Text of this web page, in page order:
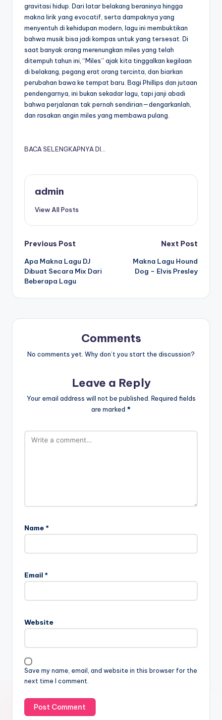
gravitasi hidup. Dari latar belakang beraninya hingga
makna lirik yang evocatif, serta dampaknya yang
menyentuh di kehidupan modern, lagu ini membuktikan
bahwa musik bisa jadi kompas untuk yang tersesat. Di
saat banyak orang merenungkan miles yang telah
ditempuh tahun ini, “Miles” ajak kita tinggalkan kegilaan
di belakang, pegang erat orang tercinta, dan biarkan
perubahan bawa ke tempat baru. Bagi Phillips dan jutaan
pendengarnya, ini bukan sekadar lagu, tapi janji abadi
bahwa perjalanan tak pernah sendirian—dengarkanlah,
dan rasakan angin miles yang membawa pulang.
BACA SELENGKAPNYA DI…
admin
View All Posts
Post
navigation
Previous Post
Apa Makna Lagu DJ
Dibuat Secara Mix Dari
Beberapa Lagu
Next Post
Makna Lagu Hound
Dog – Elvis Presley
Comments
No comments yet. Why don’t you start the discussion?
Leave a Reply
Your email address will not be published. Required fields
are marked *
Name *
Email *
Website
Save my name, email, and website in this browser for the
next time I comment.